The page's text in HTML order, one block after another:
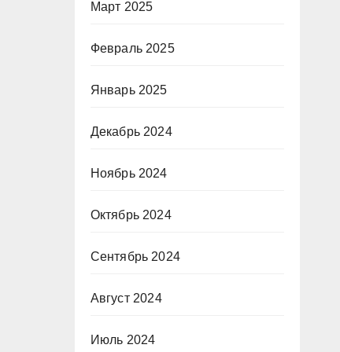
Март 2025
Февраль 2025
Январь 2025
Декабрь 2024
Ноябрь 2024
Октябрь 2024
Сентябрь 2024
Август 2024
Июль 2024